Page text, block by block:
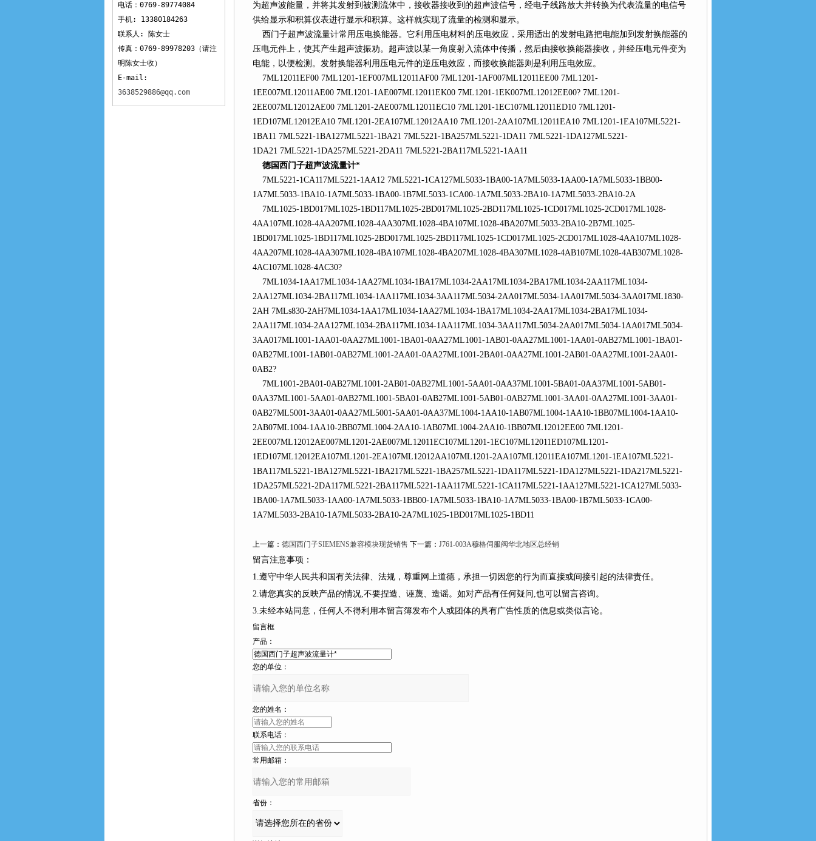
电话：0769-89774084
手机: 13380184263
联系人: 陈女士
传真：0769-89978203（请注
明陈女士收）
E-mail:
3638529886@qq.com
为超声波能量，并将其发射到被测流体中，接收器接收到的超声波信号，经电子线路放大并转换为代表流量的电信号
供给显示和积算仪表进行显示和积算。这样就实现了流量的检测和显示。
西门子超声波流量计常用压电换能器。它利用压电材料的压电效应，采用适出的发射电路把电能加到发射换能器的
压电元件上，使其产生超声波振劝。超声波以某一角度射入流体中传播，然后由接收换能器接收，并经压电元件变为
电能，以便检测。发射换能器利用压电元件的逆压电效应，而接收换能器则是利用压电效应。
7ML12011EF00 7ML1201-1EF007ML12011AF00 7ML1201-1AF007ML12011EE00 7ML1201-
1EE007ML12011AE00 7ML1201-1AE007ML12011EK00 7ML1201-1EK007ML12012EE00? 7ML1201-
2EE007ML12012AE00 7ML1201-2AE007ML12011EC10 7ML1201-1EC107ML12011ED10 7ML1201-
1ED107ML12012EA10 7ML1201-2EA107ML12012AA10 7ML1201-2AA107ML12011EA10 7ML1201-1EA107ML5221-
1BA11 7ML5221-1BA127ML5221-1BA21 7ML5221-1BA257ML5221-1DA11 7ML5221-1DA127ML5221-
1DA21 7ML5221-1DA257ML5221-2DA11 7ML5221-2BA117ML5221-1AA11
德国西门子超声波流量计*
7ML5221-1CA117ML5221-1AA12 7ML5221-1CA127ML5033-1BA00-1A7ML5033-1AA00-1A7ML5033-1BB00-
1A7ML5033-1BA10-1A7ML5033-1BA00-1B7ML5033-1CA00-1A7ML5033-2BA10-1A7ML5033-2BA10-2A
7ML1025-1BD017ML1025-1BD117ML1025-2BD017ML1025-2BD117ML1025-1CD017ML1025-2CD017ML1028-
4AA107ML1028-4AA207ML1028-4AA307ML1028-4BA107ML1028-4BA207ML5033-2BA10-2B7ML1025-
1BD017ML1025-1BD117ML1025-2BD017ML1025-2BD117ML1025-1CD017ML1025-2CD017ML1028-4AA107ML1028-
4AA207ML1028-4AA307ML1028-4BA107ML1028-4BA207ML1028-4BA307ML1028-4AB107ML1028-4AB307ML1028-
4AC107ML1028-4AC30?
7ML1034-1AA17ML1034-1AA27ML1034-1BA17ML1034-2AA17ML1034-2BA17ML1034-2AA117ML1034-
2AA127ML1034-2BA117ML1034-1AA117ML1034-3AA117ML5034-2AA017ML5034-1AA017ML5034-3AA017ML1830-
2AH 7MLs830-2AH7ML1034-1AA17ML1034-1AA27ML1034-1BA17ML1034-2AA17ML1034-2BA17ML1034-
2AA117ML1034-2AA127ML1034-2BA117ML1034-1AA117ML1034-3AA117ML5034-2AA017ML5034-1AA017ML5034-
3AA017ML1001-1AA01-0AA27ML1001-1BA01-0AA27ML1001-1AB01-0AA27ML1001-1AA01-0AB27ML1001-1BA01-
0AB27ML1001-1AB01-0AB27ML1001-2AA01-0AA27ML1001-2BA01-0AA27ML1001-2AB01-0AA27ML1001-2AA01-
0AB2?
7ML1001-2BA01-0AB27ML1001-2AB01-0AB27ML1001-5AA01-0AA37ML1001-5BA01-0AA37ML1001-5AB01-
0AA37ML1001-5AA01-0AB27ML1001-5BA01-0AB27ML1001-5AB01-0AB27ML1001-3AA01-0AA27ML1001-3AA01-
0AB27ML5001-3AA01-0AA27ML5001-5AA01-0AA37ML1004-1AA10-1AB07ML1004-1AA10-1BB07ML1004-1AA10-
2AB07ML1004-1AA10-2BB07ML1004-2AA10-1AB07ML1004-2AA10-1BB07ML12012EE00 7ML1201-
2EE007ML12012AE007ML1201-2AE007ML12011EC107ML1201-1EC107ML12011ED107ML1201-
1ED107ML12012EA107ML1201-2EA107ML12012AA107ML1201-2AA107ML12011EA107ML1201-1EA107ML5221-
1BA117ML5221-1BA127ML5221-1BA217ML5221-1BA257ML5221-1DA117ML5221-1DA127ML5221-1DA217ML5221-
1DA257ML5221-2DA117ML5221-2BA117ML5221-1AA117ML5221-1CA117ML5221-1AA127ML5221-1CA127ML5033-
1BA00-1A7ML5033-1AA00-1A7ML5033-1BB00-1A7ML5033-1BA10-1A7ML5033-1BA00-1B7ML5033-1CA00-
1A7ML5033-2BA10-1A7ML5033-2BA10-2A7ML1025-1BD017ML1025-1BD11
上一篇： 德国西门子SIEMENS兼容模块现货销售 下一篇： J761-003A穆格伺服阀华北地区总经销
留言注意事项：
1.遵守中华人民共和国有关法律、法规，尊重网上道德，承担一切因您的行为而直接或间接引起的法律责任。
2.请您真实的反映产品的情况,不要捏造、诬蔑、造谣。如对产品有任何疑问,也可以留言咨询。
3.未经本站同意，任何人不得利用本留言簿发布个人或团体的具有广告性质的信息或类似言论。
留言框
产品：
您的单位：
您的姓名：
联系电话：
常用邮箱：
省份：